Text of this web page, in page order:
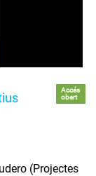
Accés
obert
(Projectes